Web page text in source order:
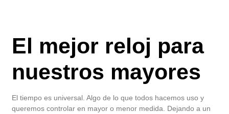
El mejor reloj para
nuestros mayores
El tiempo es universal. Algo de lo que todos hacemos uso y
queremos controlar en mayor o menor medida. Dejando a un